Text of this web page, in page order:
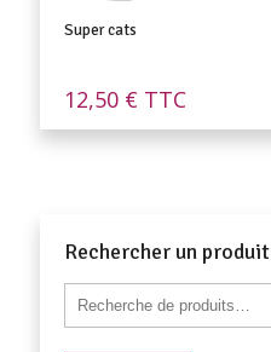
Super cats
12,50 € TTC
Rechercher un produit